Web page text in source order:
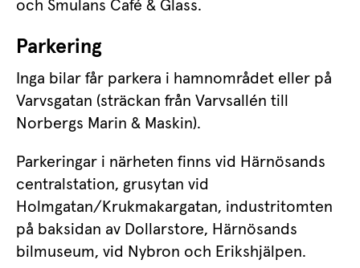
och Smulans Café & Glass.
Parkering
Inga bilar får parkera i hamnområdet eller på
Varvsgatan (sträckan från Varvsallén till
Norbergs Marin & Maskin).
Parkeringar i närheten finns vid Härnösands
centralstation, grusytan vid
Holmgatan/Krukmakargatan, industritomten
på baksidan av Dollarstore, Härnösands
bilmuseum, vid Nybron och Erikshjälpen.